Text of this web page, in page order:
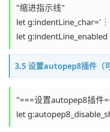
"缩进指示线"
let
let g:indentLine_enabled
3.5 设置autopep8插件（可
"===设置autopep8插件
let